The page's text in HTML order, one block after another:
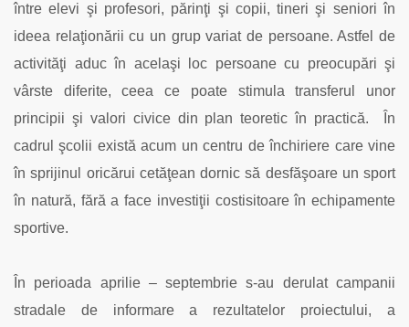
între elevi şi profesori, părinţi şi copii, tineri şi seniori în
ideea relaţionării cu un grup variat de persoane. Astfel de
activităţi aduc în acelaşi loc persoane cu preocupări şi
vârste diferite, ceea ce poate stimula transferul unor
principii şi valori civice din plan teoretic în practică. În
cadrul şcolii există acum un centru de închiriere care vine
în sprijinul oricărui cetăţean dornic să desfăşoare un sport
în natură, fără a face investiţii costisitoare în echipamente
sportive.
În perioada aprilie – septembrie s-au derulat campanii
stradale de informare a rezultatelor proiectului, a